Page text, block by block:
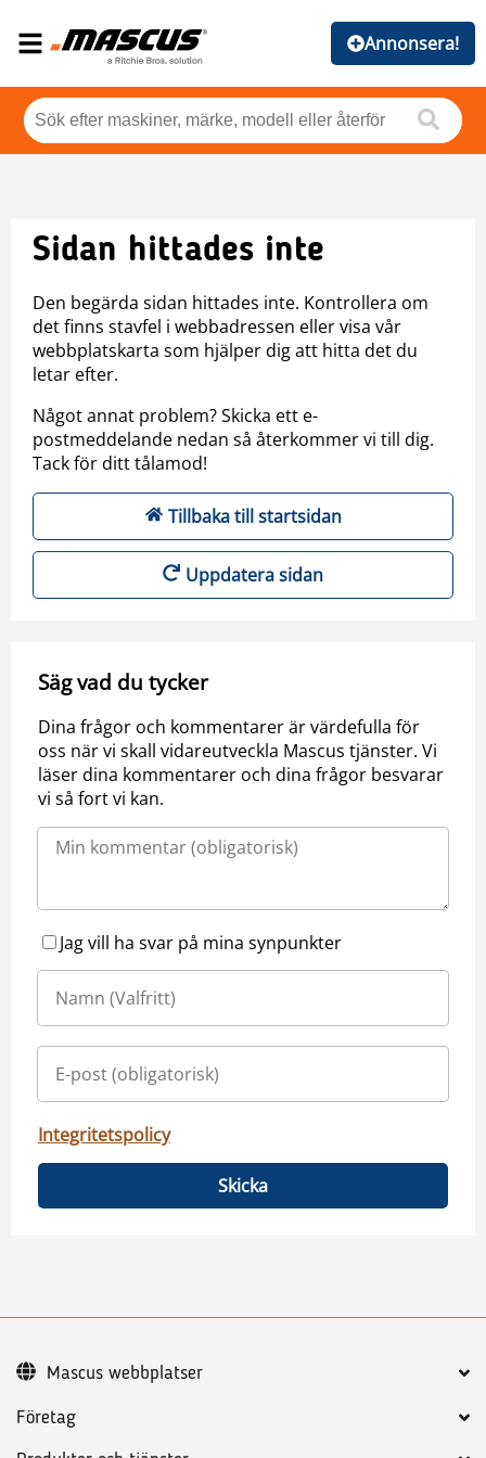
Annonsera!
Sidan hittades inte
Den begärda sidan hittades inte. Kontrollera om
det finns stavfel i webbadressen eller visa vår
webbplatskarta som hjälper dig att hitta det du
letar efter.
Något annat problem? Skicka ett e-
postmeddelande nedan så återkommer vi till dig.
Tack för ditt tålamod!
Tillbaka till startsidan
Uppdatera sidan
Säg vad du tycker
Dina frågor och kommentarer är värdefulla för
oss när vi skall vidareutveckla Mascus tjänster. Vi
läser dina kommentarer och dina frågor besvarar
vi så fort vi kan.
Jag vill ha svar på mina synpunkter
Integritetspolicy
Skicka
Företag
Mascus webbplatser